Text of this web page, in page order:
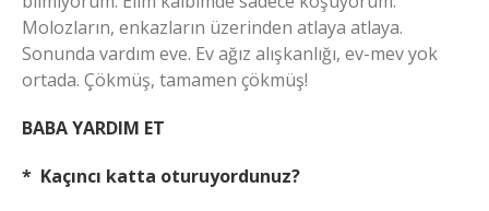
Molozların, enkazların üzerinden atlaya atlaya.
Sonunda vardım eve. Ev ağız alışkanlığı, ev-mev yok
ortada. Çökmüş, tamamen çökmüş!
BABA YARDIM ET
* Kaçıncı katta oturuyordunuz?